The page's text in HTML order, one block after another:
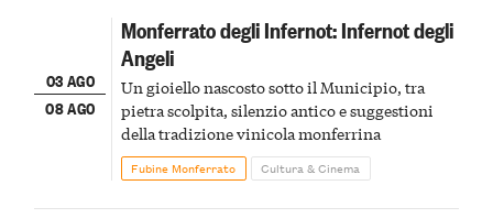
03 AGO
08 AGO
Monferrato degli Infernot: Infernot degli
Angeli
Un gioiello nascosto sotto il Municipio, tra
pietra scolpita, silenzio antico e suggestioni
della tradizione vinicola monferrina
Fubine Monferrato Cultura & Cinema